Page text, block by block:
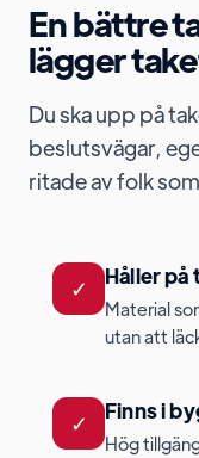
En bättre
lägger
Du ska upp på
beslutsvägar,
ritade av folk
✓ Håller på
Material
utan att
✓ Finns i
Hög